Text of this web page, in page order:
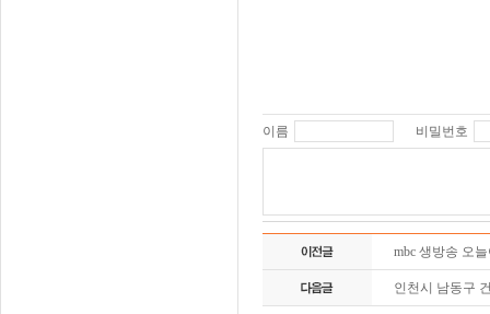
이름 비밀번호
mbc 생방송 오
인천시 남동구